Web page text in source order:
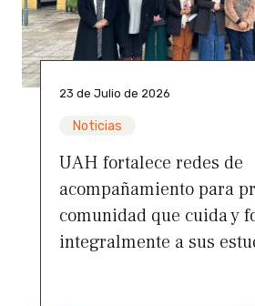
23 de Julio de 2026
Noticias
UAH fortalece redes de
acompañamiento para
comunidad que cuida y
integralmente a sus